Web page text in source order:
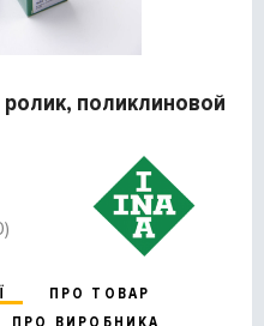
поликлиновой
ПРО ТОВАР
ПРО ВИРОБНИКА